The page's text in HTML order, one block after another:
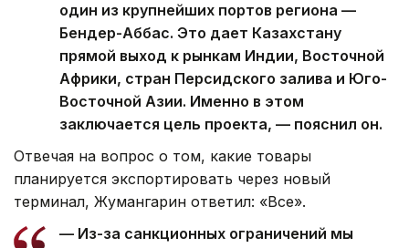
один из крупнейших портов региона —
Бендер-Аббас. Это дает Казахстану
прямой выход к рынкам Индии, Восточной
Африки, стран Персидского залива и Юго-
Восточной Азии. Именно в этом
заключается цель проекта, — пояснил он.
Отвечая на вопрос о том, какие товары
планируется экспортировать через новый
терминал, Жумангарин ответил: «Все».
— Из-за санкционных ограничений мы